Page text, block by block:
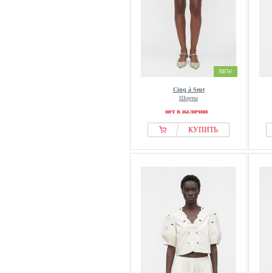
NEW
Cinq à Sept
Шорты
нет в наличии
КУПИТЬ